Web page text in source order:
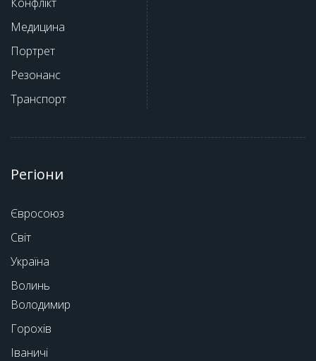
Медицина
Портрет
Резонанс
Транспорт
Регіони
Євросоюз
Світ
Україна
Волинь
Володимир
Горохів
Іваничі